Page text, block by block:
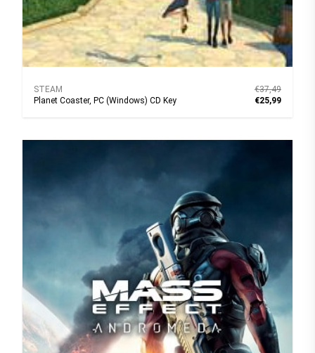
STEAM
Planet Coaster, PC (Windows) CD Key
€37,49
€25,99